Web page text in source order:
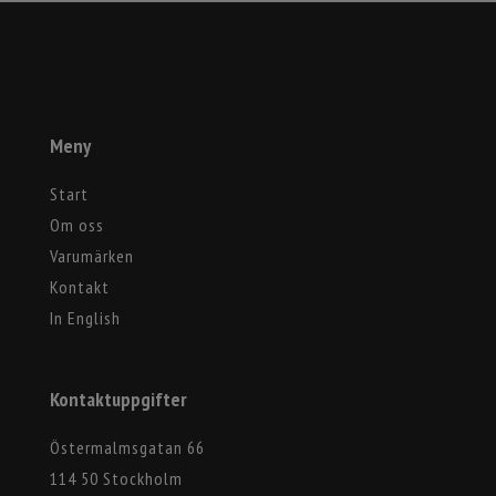
Meny
Start
Om oss
Varumärken
Kontakt
In English
Kontaktuppgifter
Östermalmsgatan 66
114 50 Stockholm